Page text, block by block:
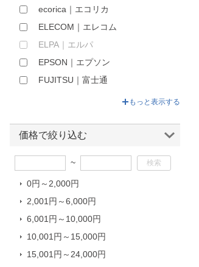
ecorica｜エコリカ
ELECOM｜エレコム
ELPA｜エルパ
EPSON｜エプソン
FUJITSU｜富士通
HP｜エイチピー
JIT｜ジット
KOKUYO｜コクヨ
NEC｜エヌイーシー
OKI｜オキ
OLYMPUS｜オリンパス
Panasonic｜パナソニック
もっと表示する
価格で絞り込む
~
0円～2,000円
2,001円～6,000円
6,001円～10,000円
10,001円～15,000円
15,001円～24,000円